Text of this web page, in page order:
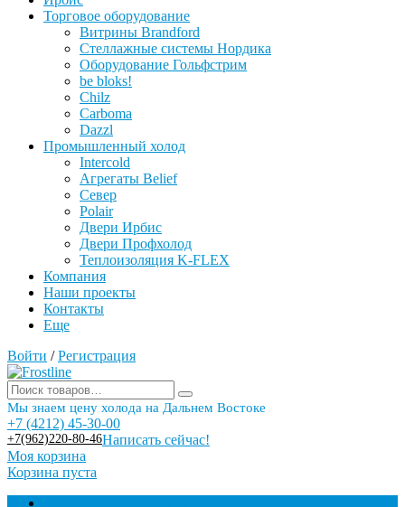
Торговое оборудование
Витрины Brandford
Стеллажные системы Нордика
Оборудование Гольфстрим
be bloks!
Chilz
Carboma
Dazzl
Промышленный холод
Intercold
Агрегаты Belief
Север
Polair
Двери Ирбис
Двери Профхолод
Теплоизоляция K-FLEX
Компания
Наши проекты
Контакты
Еще
Войти / Регистрация
Мы знаем цену холода на Дальнем Востоке
+7 (4212) 45-30-00
+7(962)220-80-46Написать сейчас!
Моя корзина
Корзина пуста